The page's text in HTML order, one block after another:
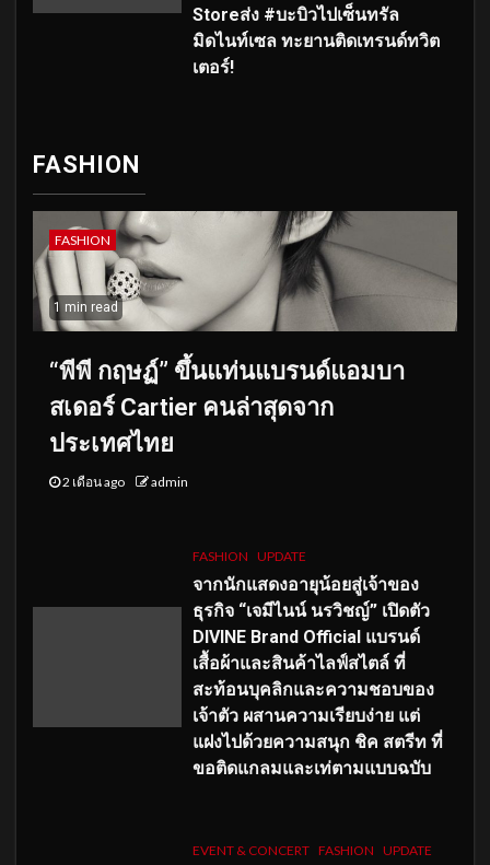
Storeส่ง #บะบิวไปเซ็นทรัล
มิดไนท์เซล ทะยานติดเทรนด์ทวิต
เตอร์!
FASHION
FASHION
1 min read
“พีพี กฤษฏ์” ขึ้นแท่นแบรนด์แอมบา
สเดอร์ Cartier คนล่าสุดจาก
ประเทศไทย
2 เดือน ago admin
FASHION UPDATE
จากนักแสดงอายุน้อยสู่เจ้าของ
ธุรกิจ “เจมีไนน์ นรวิชญ์” เปิดตัว
DIVINE Brand Official แบรนด์
เสื้อผ้าและสินค้าไลฟ์สไตล์ ที่
สะท้อนบุคลิกและความชอบของ
เจ้าตัว ผสานความเรียบง่าย แต่
แฝงไปด้วยความสนุก ชิค สตรีท ที่
ขอติดแกลมและเท่ตามแบบฉบับ
EVENT & CONCERT FASHION UPDATE